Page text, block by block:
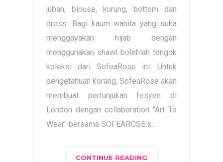
jubah, blouse, kurung, bottom dan
dress. Bagi kaum wanita yang suka
menggayakan hijab dengan
menggunakan shawl bolehlah tengok
koleksi dari SofeaRose ini. Untuk
pengetahuan korang, SofeaRose akan
membuat pertunjukan fesyen di
London dengan collaboration "Art To
Wear" bersama SOFEAROSE x...
CONTINUE READING